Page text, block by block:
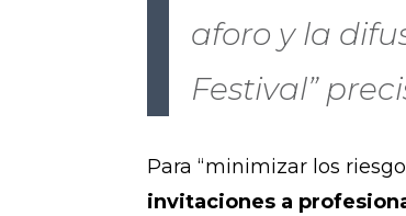
aforo y la
Festival”
Para “minimizar los
invitaciones a